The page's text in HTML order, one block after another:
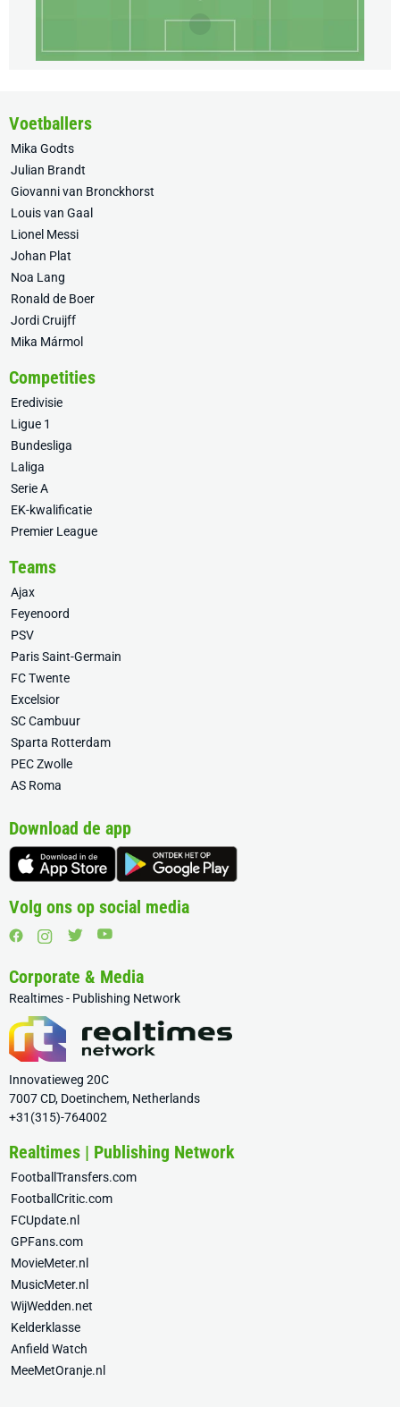
Voetballers
Mika Godts
Julian Brandt
Giovanni van Bronckhorst
Louis van Gaal
Lionel Messi
Johan Plat
Noa Lang
Ronald de Boer
Jordi Cruijff
Mika Mármol
Competities
Eredivisie
Ligue 1
Bundesliga
Laliga
Serie A
EK-kwalificatie
Premier League
Teams
Ajax
Feyenoord
PSV
Paris Saint-Germain
FC Twente
Excelsior
SC Cambuur
Sparta Rotterdam
PEC Zwolle
AS Roma
Download de app
Volg ons op social media
Corporate & Media
Realtimes - Publishing Network
Innovatieweg 20C
7007 CD, Doetinchem, Netherlands
+31(315)-764002
Realtimes | Publishing Network
FootballTransfers.com
FootballCritic.com
FCUpdate.nl
GPFans.com
MovieMeter.nl
MusicMeter.nl
WijWedden.net
Kelderklasse
Anfield Watch
MeeMetOranje.nl